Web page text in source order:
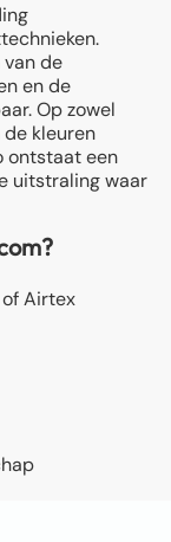
de
en de
Op zowel
kleuren
ontstaat een
uitstraling waar
Airtex